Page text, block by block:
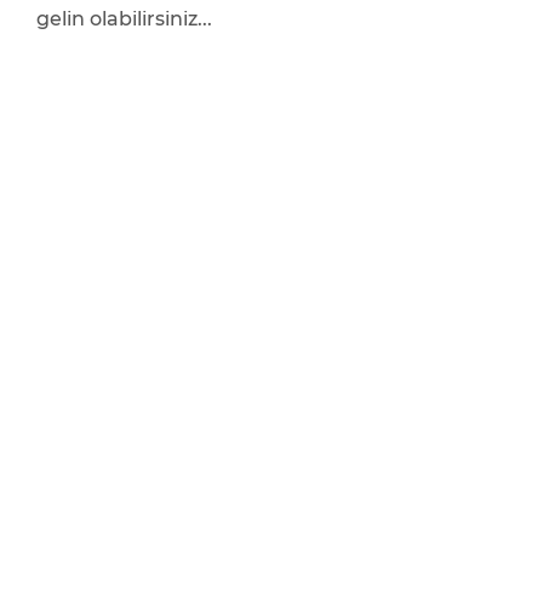
gelin olabilirsiniz...